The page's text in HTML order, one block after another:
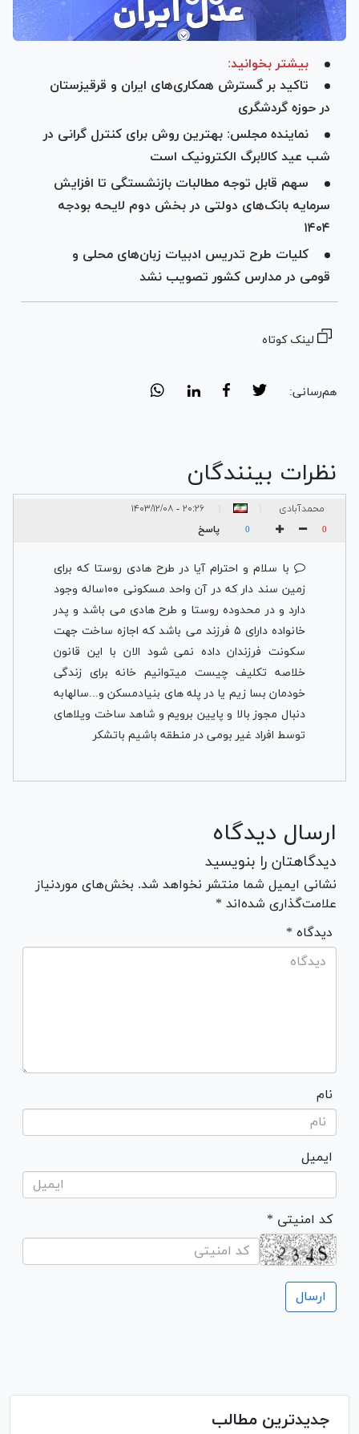
بیشتر بخوانید:
تاکید بر گسترش همکاری‌های ایران و قرقیزستان
در حوزه گردشگری
نماینده مجلس: بهترین روش برای کنترل گرانی در
شب عید کالابرگ الکترونیک است
سهم قابل توجه مطالبات بازنشستگی تا افزایش
سرمایه بانک‌های دولتی در بخش دوم لایحه بودجه
۱۴۰۴
کلیات طرح تدریس ادبیات زبان‌های محلی و
قومی در مدارس کشور تصویب نشد
لینک کوتاه
هم‌رسانی:
نظرات بینندگان
محمدآبادی ۲۰:۲۶ - ۱۴۰۳/۱۲/۰۸
0
0 پاسخ
با سلام و احترام آیا در طرح هادی روستا که برای
زمین سند دار که در آن واحد مسکونی ۱۰۰ساله وجود
دارد و در محدوده روستا و طرح هادی می باشد و پدر
خانواده دارای ۵ فرزند می باشد که اجازه ساخت جهت
سکونت فرزندان داده نمی شود الان با این قانون
خلاصه تکلیف چیست میتوانیم خانه برای زندگی
خودمان بسا زیم یا در پله های بنیادمسکن و...سالهابه
دنبال مجوز بالا و پایین برویم و شاهد ساخت ویلاهای
توسط افراد غیر بومی در منطقه باشیم باتشکر
ارسال دیدگاه
دیدگاهتان را بنویسید
نشانی ایمیل شما منتشر نخواهد شد. بخش‌های موردنیاز
علامت‌گذاری شده‌اند *
* دیدگاه
نام
ایمیل
* کد امنیتی
جدیدترین مطالب